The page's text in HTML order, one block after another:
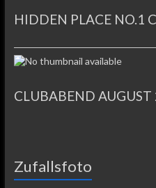
HIDDEN PLACE NO.1
CLUBABEND AUGUST
Zufallsfoto